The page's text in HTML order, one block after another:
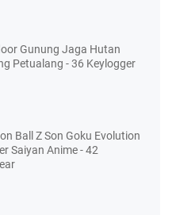
Gunung Jaga Hutan
Petualang - 36 Keylogger
Ball Z Son Goku Evolution
Saiyan Anime - 42